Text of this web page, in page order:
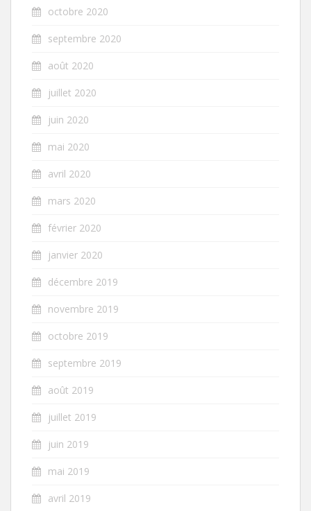
octobre 2020
septembre 2020
août 2020
juillet 2020
juin 2020
mai 2020
avril 2020
mars 2020
février 2020
janvier 2020
décembre 2019
novembre 2019
octobre 2019
septembre 2019
août 2019
juillet 2019
juin 2019
mai 2019
avril 2019